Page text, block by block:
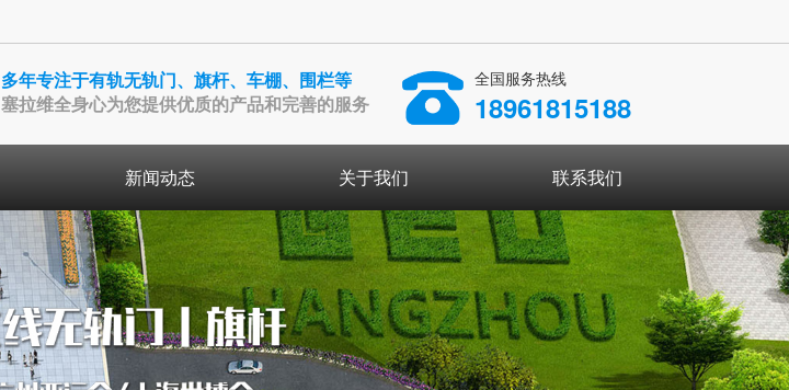
多年专注于有轨无轨门、旗杆、车棚、围栏等
塞拉维全身心为您提供优质的产品和完善的服务
全国服务热线
18961815188
新闻动态 关于我们 联系我们